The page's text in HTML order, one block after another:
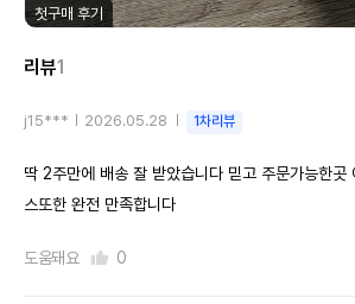
첫구매 후기
리뷰1
j15*** 2026.05.28 1차리뷰
딱 2주만에 배송 잘 받았습니다 믿고 주문가능한곳
스또한 완전 만족합니다
도움돼요 0